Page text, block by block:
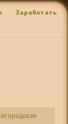
Заработать